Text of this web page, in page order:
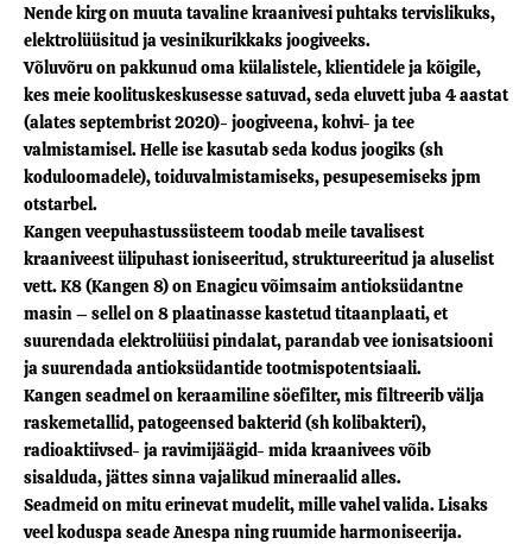
Nende kirg on muuta tavaline kraanivesi puhtaks tervislikuks,
elektrolüüsitud ja vesinikurikkaks joogiveeks.
Võluvõru on pakkunud oma külalistele, klientidele ja kõigile,
kes meie koolituskeskusesse satuvad, seda eluvett juba 4 aastat
(alates septembrist 2020)- joogiveena, kohvi- ja tee
valmistamisel. Helle ise kasutab seda kodus joogiks (sh
koduloomadele), toiduvalmistamiseks, pesupesemiseks jpm
otstarbel.
Kangen veepuhastussüsteem toodab meile tavalisest
kraaniveest ülipuhast ioniseeritud, struktureeritud ja aluselist
vett. K8 (Kangen 8) on Enagicu võimsaim antioksüdantne
masin – sellel on 8 plaatinasse kastetud titaanplaati, et
suurendada elektrolüüsi pindalat, parandab vee ionisatsiooni
ja suurendada antioksüdantide tootmispotentsiaali.
Kangen seadmel on keraamiline söefilter, mis filtreerib välja
raskemetallid, patogeensed bakterid (sh kolibakteri),
radioaktiivsed- ja ravimijäägid- mida kraanivees võib
sisalduda, jättes sinna vajalikud mineraalid alles.
Seadmeid on mitu erinevat mudelit, mille vahel valida. Lisaks
veel koduspa seade Anespa ning ruumide harmoniseerija.